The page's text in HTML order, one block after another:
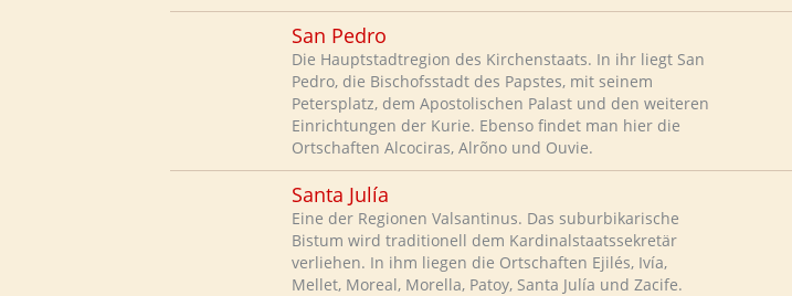
San Pedro
Die Hauptstadtregion des Kirchenstaats. In ihr liegt San
Pedro, die Bischofsstadt des Papstes, mit seinem
Petersplatz, dem Apostolischen Palast und den weiteren
Einrichtungen der Kurie. Ebenso findet man hier die
Ortschaften Alcociras, Alrõno und Ouvie.
Santa Julía
Eine der Regionen Valsantinus. Das suburbikarische
Bistum wird traditionell dem Kardinalstaatssekretär
verliehen. In ihm liegen die Ortschaften Ejilés, Ivía,
Mellet, Moreal, Morella, Patoy, Santa Julía und Zacife.